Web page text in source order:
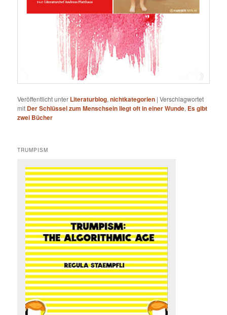
Veröffentlicht unter Literaturblog,nichtkategorien |Verschlagwortet
mit Der Schlüssel zum Menschsein liegt oft in einer Wunde, Es gibt
zwei Bücher
TRUMPISM